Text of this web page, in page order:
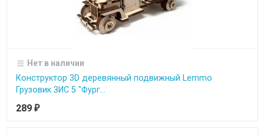
Нет в наличии
Конструктор 3D деревянный подвижный Lemmo
Грузовик ЗИС 5 "Фург...
289 ₽